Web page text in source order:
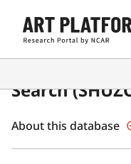
Japanese
Search
About this database